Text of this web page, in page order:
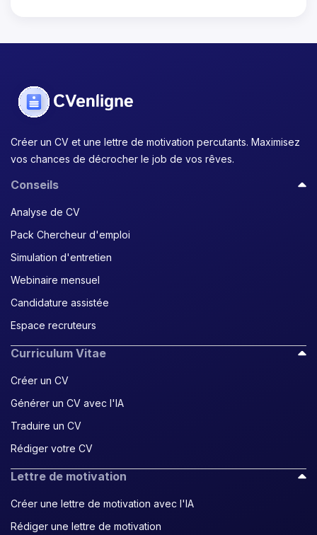
Créer un CV et une lettre de motivation percutants. Maximisez
vos chances de décrocher le job de vos rêves.
Conseils
Analyse de CV
Pack Chercheur d'emploi
Simulation d'entretien
Webinaire mensuel
Candidature assistée
Espace recruteurs
Curriculum Vitae
Créer un CV
Générer un CV avec l'IA
Traduire un CV
Rédiger votre CV
Lettre de motivation
Créer une lettre de motivation avec l'IA
Rédiger une lettre de motivation